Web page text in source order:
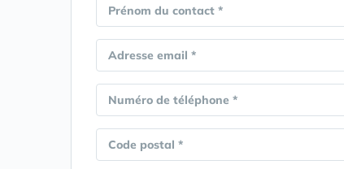
Prénom du contact *
Adresse email *
Numéro de téléphone *
Code postal *